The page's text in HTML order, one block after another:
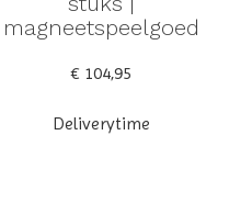
magneetspeelgoed
€ 104,95
Deliverytime